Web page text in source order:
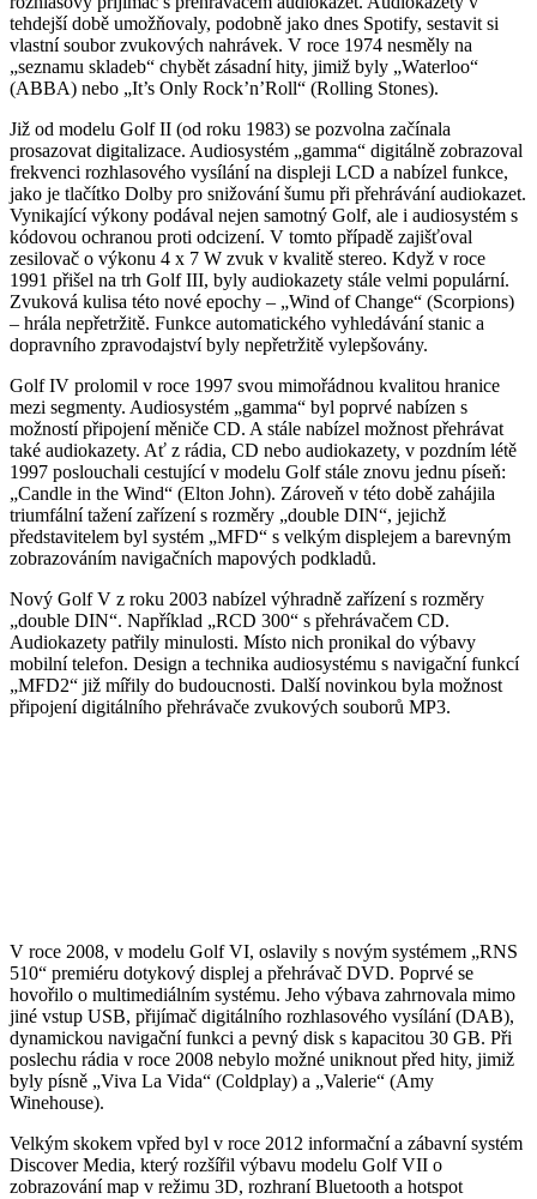
tehdejší době umožňovaly, podobně jako dnes Spotify, sestavit si
vlastní soubor zvukových nahrávek. V roce 1974 nesměly na
„seznamu skladeb“ chybět zásadní hity, jimiž byly „Waterloo“
(ABBA) nebo „It’s Only Rock’n’Roll“ (Rolling Stones).
Již od modelu Golf II (od roku 1983) se pozvolna začínala
prosazovat digitalizace. Audiosystém „gamma“ digitálně zobrazoval
frekvenci rozhlasového vysílání na displeji LCD a nabízel funkce,
jako je tlačítko Dolby pro snižování šumu při přehrávání audiokazet.
Vynikající výkony podával nejen samotný Golf, ale i audiosystém s
kódovou ochranou proti odcizení. V tomto případě zajišťoval
zesilovač o výkonu 4 x 7 W zvuk v kvalitě stereo. Když v roce
1991 přišel na trh Golf III, byly audiokazety stále velmi populární.
Zvuková kulisa této nové epochy – „Wind of Change“ (Scorpions)
– hrála nepřetržitě. Funkce automatického vyhledávání stanic a
dopravního zpravodajství byly nepřetržitě vylepšovány.
Golf IV prolomil v roce 1997 svou mimořádnou kvalitou hranice
mezi segmenty. Audiosystém „gamma“ byl poprvé nabízen s
možností připojení měniče CD. A stále nabízel možnost přehrávat
také audiokazety. Ať z rádia, CD nebo audiokazety, v pozdním létě
1997 poslouchali cestující v modelu Golf stále znovu jednu píseň:
„Candle in the Wind“ (Elton John). Zároveň v této době zahájila
triumfální tažení zařízení s rozměry „double DIN“, jejichž
představitelem byl systém „MFD“ s velkým displejem a barevným
zobrazováním navigačních mapových podkladů.
Nový Golf V z roku 2003 nabízel výhradně zařízení s rozměry
„double DIN“. Například „RCD 300“ s přehrávačem CD.
Audiokazety patřily minulosti. Místo nich pronikal do výbavy
mobilní telefon. Design a technika audiosystému s navigační funkcí
„MFD2“ již mířily do budoucnosti. Další novinkou byla možnost
připojení digitálního přehrávače zvukových souborů MP3.
V roce 2008, v modelu Golf VI, oslavily s novým systémem „RNS
510“ premiéru dotykový displej a přehrávač DVD. Poprvé se
hovořilo o multimediálním systému. Jeho výbava zahrnovala mimo
jiné vstup USB, přijímač digitálního rozhlasového vysílání (DAB),
dynamickou navigační funkci a pevný disk s kapacitou 30 GB. Při
poslechu rádia v roce 2008 nebylo možné uniknout před hity, jimiž
byly písně „Viva La Vida“ (Coldplay) a „Valerie“ (Amy
Winehouse).
Velkým skokem vpřed byl v roce 2012 informační a zábavní systém
Discover Media, který rozšířil výbavu modelu Golf VII o
zobrazování map v režimu 3D, rozhraní Bluetooth a hotspot